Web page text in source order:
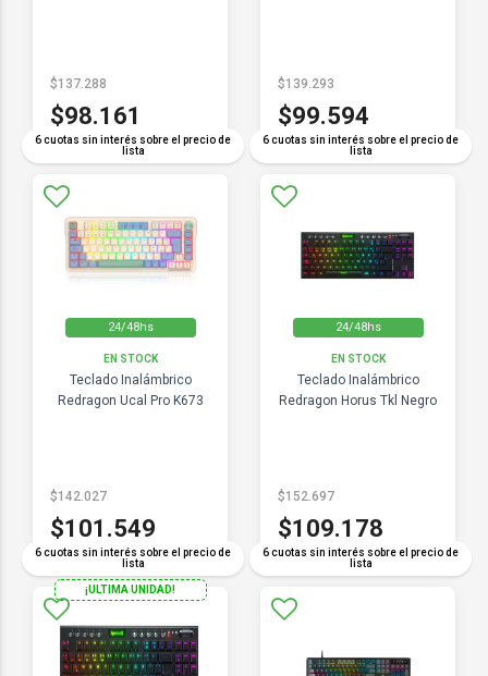
6 cuotas sin interés sobre el precio de
lista
$137.288
$98.161
6 cuotas sin interés sobre el precio de
lista
$139.293
$99.594
24/48hs
EN STOCK
Teclado Inalámbrico
Redragon Ucal Pro K673
6 cuotas sin interés sobre el precio de
lista
$142.027
$101.549
24/48hs
EN STOCK
Teclado Inalámbrico
Redragon Horus Tkl Negro
6 cuotas sin interés sobre el precio de
lista
$152.697
$109.178
¡ULTIMA UNIDAD!